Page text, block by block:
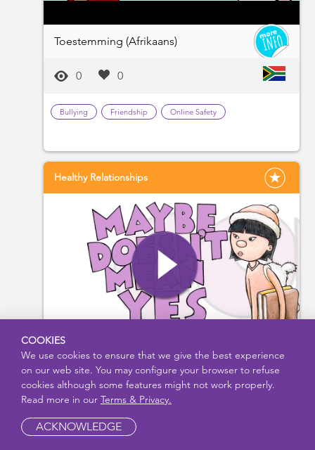
Toestemming (Afrikaans)
0 0
Bullying Friendship Online Safety
Healthy Relationships
Maybe Doesn't Mean Yes
0 0
Healthy Relationships
COOKIES
We use cookies to ensure that we give the best experience
on our web site. You may configure your browser to refuse
cookies although some features might not work properly.
Read more in our Terms & Privacy.
ACKNOWLEDGE